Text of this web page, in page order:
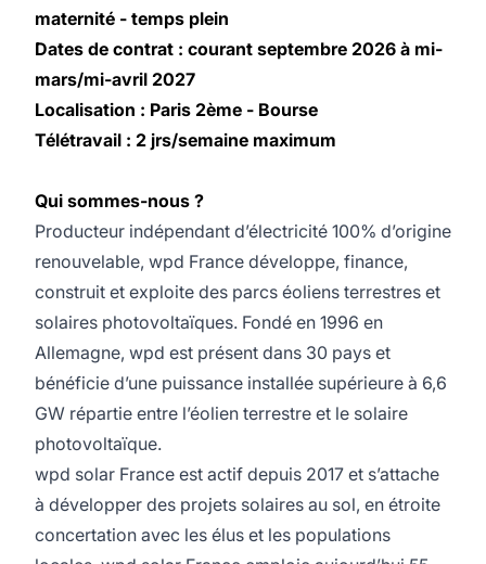
maternité - temps plein
Dates de contrat : courant septembre 2026 à mi-
mars/mi-avril 2027
Localisation : Paris 2ème - Bourse
Télétravail : 2 jrs/semaine maximum
Qui sommes-nous ?
Producteur indépendant d’électricité 100% d’origine
renouvelable, wpd France développe, finance,
construit et exploite des parcs éoliens terrestres et
solaires photovoltaïques. Fondé en 1996 en
Allemagne, wpd est présent dans 30 pays et
bénéficie d’une puissance installée supérieure à 6,6
GW répartie entre l’éolien terrestre et le solaire
photovoltaïque.
wpd solar France est actif depuis 2017 et s’attache
à développer des projets solaires au sol, en étroite
concertation avec les élus et les populations